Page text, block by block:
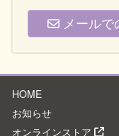
メール
HOME
お知らせ
オンラインストア